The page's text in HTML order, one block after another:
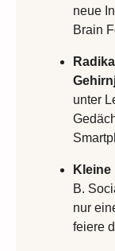
neue
Brain
unter
Kleine
B.
nur
feiere